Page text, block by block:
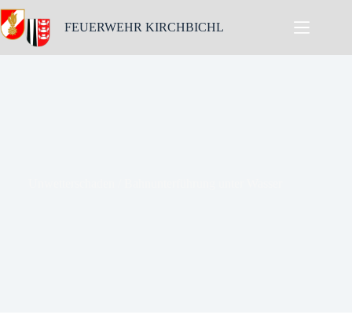
Skip
to
content
FEUERWEHR KIRCHBICHL